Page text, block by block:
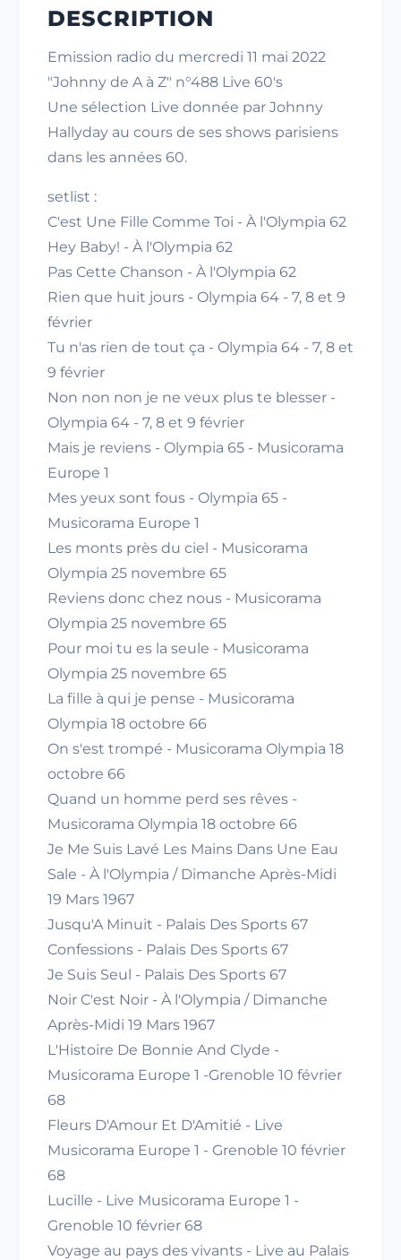
DESCRIPTION
Emission radio du mercredi 11 mai 2022
"Johnny de A à Z" n°488 Live 60's
Une sélection Live donnée par Johnny
Hallyday au cours de ses shows parisiens
dans les années 60.
setlist :
C'est Une Fille Comme Toi - À l'Olympia 62
Hey Baby! - À l'Olympia 62
Pas Cette Chanson - À l'Olympia 62
Rien que huit jours - Olympia 64 - 7, 8 et 9
février
Tu n'as rien de tout ça - Olympia 64 - 7, 8 et
9 février
Non non non je ne veux plus te blesser -
Olympia 64 - 7, 8 et 9 février
Mais je reviens - Olympia 65 - Musicorama
Europe 1
Mes yeux sont fous - Olympia 65 -
Musicorama Europe 1
Les monts près du ciel - Musicorama
Olympia 25 novembre 65
Reviens donc chez nous - Musicorama
Olympia 25 novembre 65
Pour moi tu es la seule - Musicorama
Olympia 25 novembre 65
La fille à qui je pense - Musicorama
Olympia 18 octobre 66
On s'est trompé - Musicorama Olympia 18
octobre 66
Quand un homme perd ses rêves -
Musicorama Olympia 18 octobre 66
Je Me Suis Lavé Les Mains Dans Une Eau
Sale - À l'Olympia / Dimanche Après-Midi
19 Mars 1967
Jusqu'A Minuit - Palais Des Sports 67
Confessions - Palais Des Sports 67
Je Suis Seul - Palais Des Sports 67
Noir C'est Noir - À l'Olympia / Dimanche
Après-Midi 19 Mars 1967
L'Histoire De Bonnie And Clyde -
Musicorama Europe 1 -Grenoble 10 février
68
Fleurs D'Amour Et D'Amitié - Live
Musicorama Europe 1 - Grenoble 10 février
68
Lucille - Live Musicorama Europe 1 -
Grenoble 10 février 68
Voyage au pays des vivants - Live au Palais